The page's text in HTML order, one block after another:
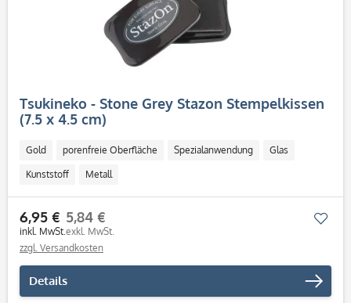
Tsukineko - Stone Grey Stazon Stempelkissen
(7.5 x 4.5 cm)
Gold porenfreie Oberfläche Spezialanwendung Glas
Kunststoff Metall
6,95 €
inkl. MwSt.
5,84 €
exkl. MwSt.
zzgl. Versandkosten
Details